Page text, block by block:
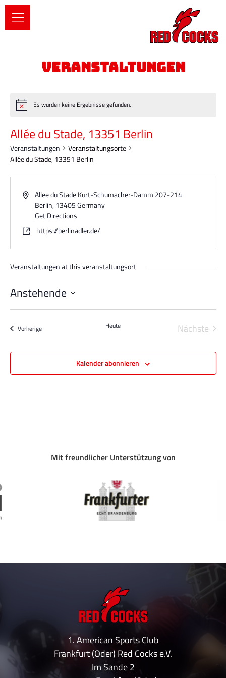
Es wurden keine Ergebnisse gefunden.
Allée du Stade, 13351 Berlin
Veranstaltungen
Veranstaltungsorte
Allée du Stade, 13351 Berlin
Allee du Stade Kurt-Schumacher-Damm 207-214
Berlin,13405 Germany
Get Directions
https://berlinadler.de/
Veranstaltungen at this veranstaltungsort
Anstehende
Datum
VorherigeVeranstaltungen Heute
Nächste
Kalender abonnieren
Mit freundlicher Unterstützung von
1. American Sports Club
Frankfurt (Oder) Red Cocks e.V.
Im Sande 2